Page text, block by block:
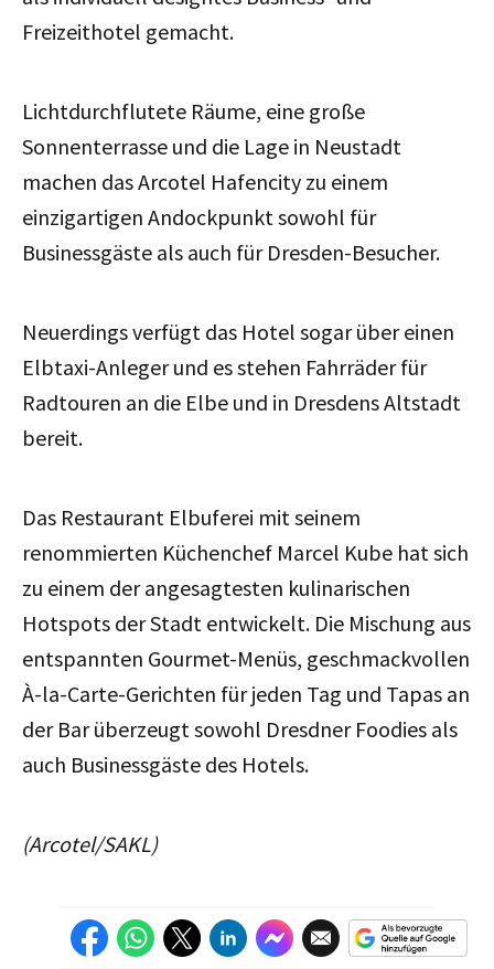
Freizeithotel gemacht.
Lichtdurchflutete Räume, eine große
Sonnenterrasse und die Lage in Neustadt
machen das Arcotel Hafencity zu einem
einzigartigen Andockpunkt sowohl für
Businessgäste als auch für Dresden-Besucher.
Neuerdings verfügt das Hotel sogar über einen
Elbtaxi-Anleger und es stehen Fahrräder für
Radtouren an die Elbe und in Dresdens Altstadt
bereit.
Das Restaurant Elbuferei mit seinem
renommierten Küchenchef Marcel Kube hat sich
zu einem der angesagtesten kulinarischen
Hotspots der Stadt entwickelt. Die Mischung aus
entspannten Gourmet-Menüs, geschmackvollen
À-la-Carte-Gerichten für jeden Tag und Tapas an
der Bar überzeugt sowohl Dresdner Foodies als
auch Businessgäste des Hotels.
(Arcotel/SAKL)